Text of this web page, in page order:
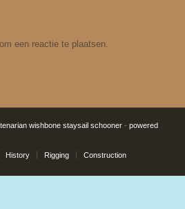
een reactie te plaatsen.
wishbone staysail schooner- powered
History Rigging
Construction